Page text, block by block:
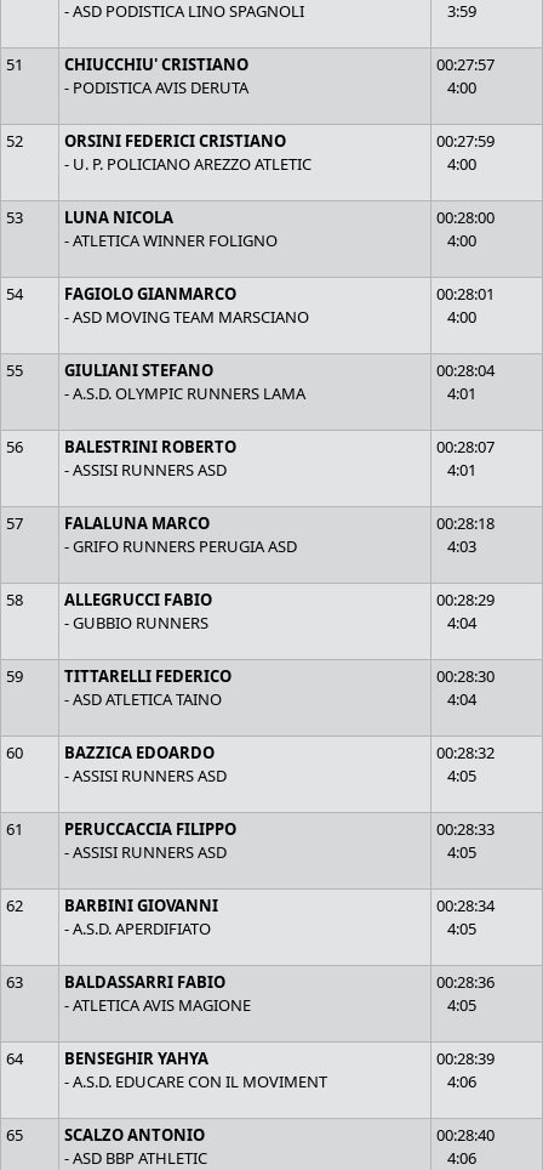
- ASD PODISTICA LINO SPAGNOLI 3:59
51
CHIUCCHIU' CRISTIANO
- PODISTICA AVIS DERUTA
00:27:57
4:00
52
ORSINI FEDERICI CRISTIANO
- U. P. POLICIANO AREZZO ATLETIC
00:27:59
4:00
53
LUNA NICOLA
- ATLETICA WINNER FOLIGNO
00:28:00
4:00
54
FAGIOLO GIANMARCO
- ASD MOVING TEAM MARSCIANO
00:28:01
4:00
55
GIULIANI STEFANO
- A.S.D. OLYMPIC RUNNERS LAMA
00:28:04
4:01
56
BALESTRINI ROBERTO
- ASSISI RUNNERS ASD
00:28:07
4:01
57
FALALUNA MARCO
- GRIFO RUNNERS PERUGIA ASD
00:28:18
4:03
58
ALLEGRUCCI FABIO
- GUBBIO RUNNERS
00:28:29
4:04
59
TITTARELLI FEDERICO
- ASD ATLETICA TAINO
00:28:30
4:04
60
BAZZICA EDOARDO
- ASSISI RUNNERS ASD
00:28:32
4:05
61
PERUCCACCIA FILIPPO
- ASSISI RUNNERS ASD
00:28:33
4:05
62
BARBINI GIOVANNI
- A.S.D. APERDIFIATO
00:28:34
4:05
63
BALDASSARRI FABIO
- ATLETICA AVIS MAGIONE
00:28:36
4:05
64
BENSEGHIR YAHYA
- A.S.D. EDUCARE CON IL MOVIMENT
00:28:39
4:06
65
SCALZO ANTONIO
- ASD BBP ATHLETIC
00:28:40
4:06